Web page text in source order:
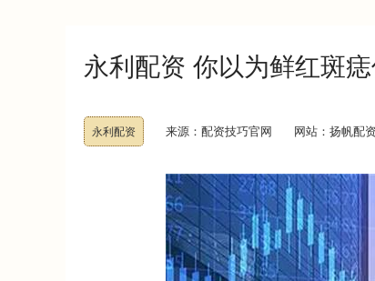
永利配资 你以为鲜红斑
永利配资 来源：配资技巧官网 网站：扬帆配资